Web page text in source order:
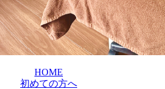
HOME
初めての方へ